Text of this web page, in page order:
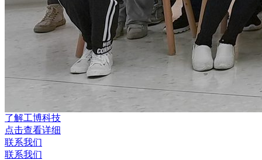
了解工博科技
点击查看详细
联系我们
联系我们